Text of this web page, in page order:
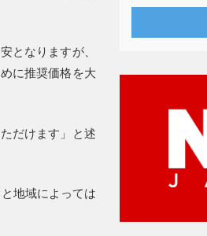
となりますが、
に推奨価格を大
だけます」と述
地域によっては